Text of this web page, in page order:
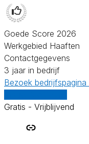
Goede Score 2026
Werkgebied Haaften
Contactgegevens
3 jaar in bedrijf
Bezoek bedrijfspagina
Gratis - Vrijblijvend